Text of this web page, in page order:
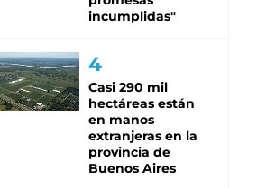
incumplidas"
Casi 290 mil
hectáreas están
en manos
extranjeras en la
provincia de
Buenos Aires